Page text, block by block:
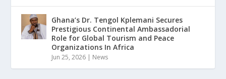
Ghana’s Dr. Tengol Kplemani Secures
Prestigious Continental Ambassadorial
Role for Global Tourism and Peace
Organizations In Africa
Jun 25, 2026 | News